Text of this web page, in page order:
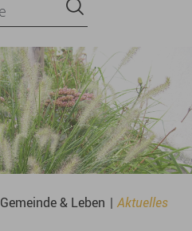
Gemeinde & Leben | Aktuelles